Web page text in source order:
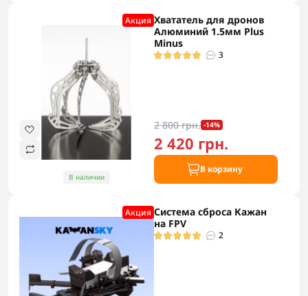
Акция
В наличии
Хвататель для дронов
Алюминий 1.5мм Plus
Minus
3
2 800 грн. -14%
2 420 грн.
В корзину
Акция Система сброса Кажан
на FPV
2